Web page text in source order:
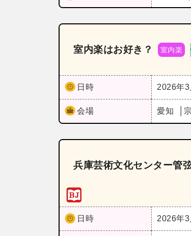
室内楽はお好き？ 室内楽
日時 2026年3
会場 愛知
兵庫芸術文化センター
日時 2026年3